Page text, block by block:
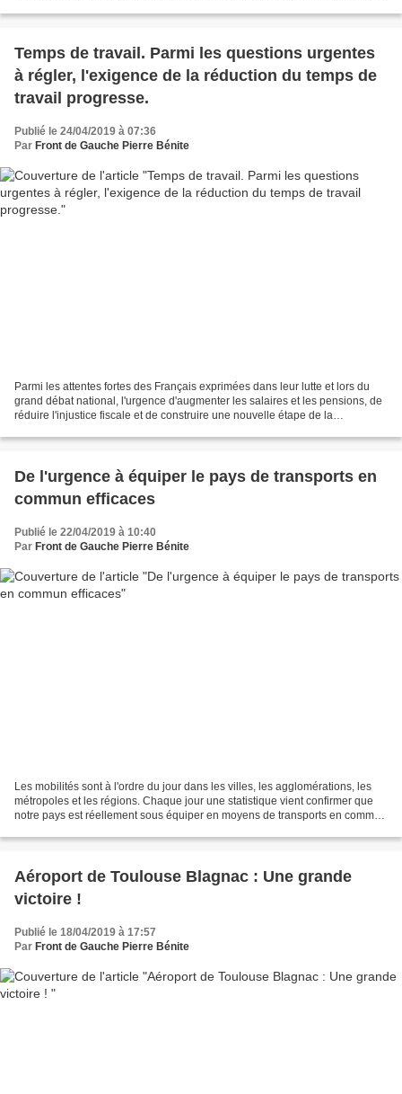
Temps de travail. Parmi les questions urgentes
à régler, l'exigence de la réduction du temps de
travail progresse.
Publié le 24/04/2019 à 07:36
Par Front de Gauche Pierre Bénite
Parmi les attentes fortes des Français exprimées dans leur lutte et lors du
grand débat national, l'urgence d'augmenter les salaires et les pensions, de
réduire l'injustice fiscale et de construire une nouvelle étape de la
De l'urgence à équiper le pays de transports en
commun efficaces
Publié le 22/04/2019 à 10:40
Par Front de Gauche Pierre Bénite
Les mobilités sont à l'ordre du jour dans les villes, les agglomérations, les
métropoles et les régions. Chaque jour une statistique vient confirmer que
notre pays est réellement sous équiper en moyens de transports en commun
Aéroport de Toulouse Blagnac : Une grande
victoire !
Publié le 18/04/2019 à 17:57
Par Front de Gauche Pierre Bénite